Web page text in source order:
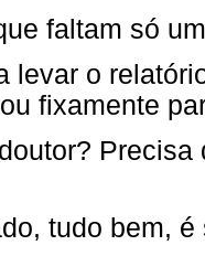
faltam só
levar o
fixamente
tudo bem, é